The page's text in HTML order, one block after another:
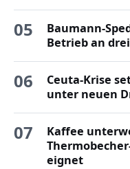
05
Baumann-
Betrieb an
06
Ceuta-Krise
unter neuen
07
Kaffee
eignet